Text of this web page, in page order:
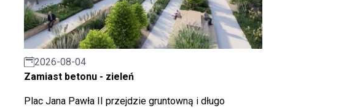
2026-08-04
Zamiast betonu - zieleń
Plac Jana Pawła II przejdzie gruntowną i długo